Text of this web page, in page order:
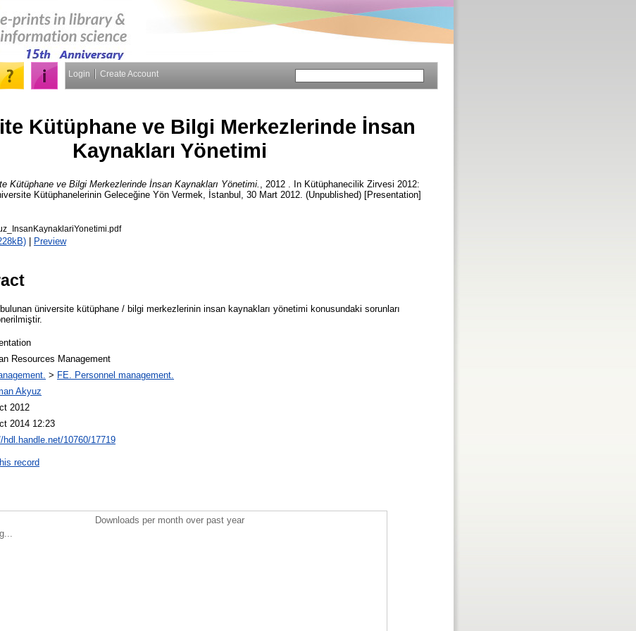
Login Create Account
Kütüphane ve Bilgi Merkezlerinde İnsan
Kaynakları Yönetimi
Kütüphane ve Bilgi Merkezlerinde İnsan Kaynakları Yönetimi.
, 2012 . In Kütüphanecilik Zirvesi 2012:
Kütüphanelerinin Geleceğine Yön Vermek, İstanbul, 30 Mart 2012. (Unpublished) [Presentation]
| Preview
üniversite kütüphane / bilgi merkezlerinin insan kaynakları yönetimi konusundaki sorunları
Resources Management
> FE. Personnel management.
Akyuz
2012
2014 12:23
hdl.handle.net/10760/17719
record
Downloads per month over past year